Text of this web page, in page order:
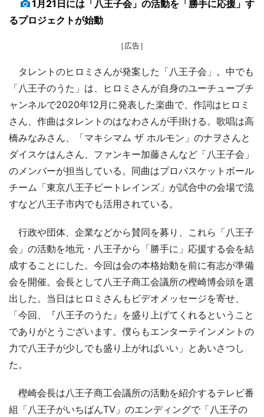
1月21日には「八王子会」の活動を「勝手に応援」す
るプロジェクトが始動
［広告］
タレントのヒロミさんが発案した「八王子会」。中でも
「八王子のうた」は、ヒロミさんが自身のユーチューブチ
ャンネルで2020年12月に発表した楽曲で、作詞はヒロミ
さん、作曲はタレントのはなわさんが手掛ける。歌唱は高
橋みなみさん、「マキシマム ザ ホルモン」のナヲさんと
ダイスケはんさん、ファンキー加藤さんなど「八王子会」
のメンバーが担当している。同曲はプロバスケットボール
チーム「東京八王子ビートレインズ」が試合中の会場で流
すなど八王子市内でも活用されている。
行政や団体、企業などから賛同を募り、これら「八王子
会」の活動を地元・八王子から「勝手に」応援する会を結
成することにした。今回は会の本格始動を前に有志が準備
会を開催。会長として八王子商工会議所の樫崎博会頭を選
出した。当日はヒロミさんもビデオメッセージを寄せ、
「今回、『八王子のうた』を盛り上げてくれるということ
でありがとうございます。僕らもエンターテインメントの
力で八王子が少しでも盛り上がればいい」とあいさつし
た。
樫崎会長は八王子商工会議所の活動を紹介するテレビ番
組「八王子がいちばんTV」のエンディングで「八王子の